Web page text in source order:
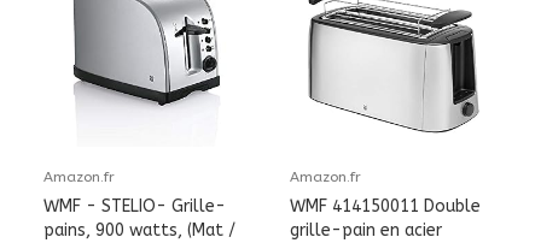
Amazon.fr
WMF - STELIO- Grille-
pains, 900 watts, (Mat /
Amazon.fr
WMF 414150011 Double
grille-pain en acier